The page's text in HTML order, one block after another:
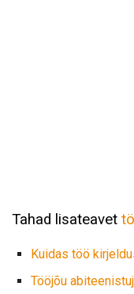
Tahad lisateavet
Kuidas töö
Tööjõu